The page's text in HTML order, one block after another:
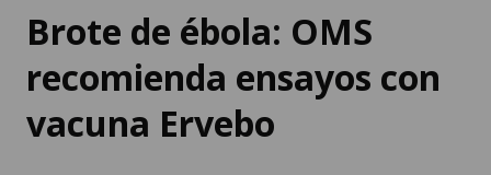
recomienda ensayos con
vacuna Ervebo
La actual epidemia se convirtió el